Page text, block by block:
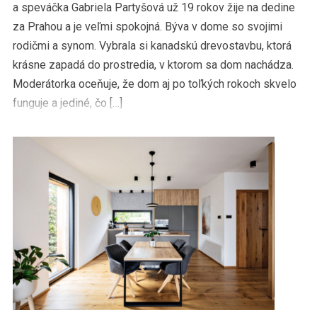
a speváčka Gabriela Partyšová už 19 rokov žije na dedine
za Prahou a je veľmi spokojná. Býva v dome so svojimi
rodičmi a synom. Vybrala si kanadskú drevostavbu, ktorá
krásne zapadá do prostredia, v ktorom sa dom nachádza.
Moderátorka oceňuje, že dom aj po toľkých rokoch skvelo
funguje a jediné, čo […]